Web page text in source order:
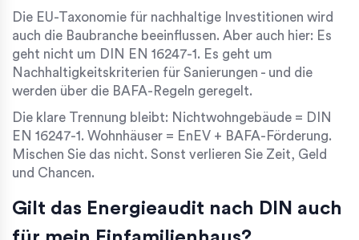
Die EU-Taxonomie für nachhaltige Investitionen wird
auch die Baubranche beeinflussen. Aber auch hier: Es
geht nicht um DIN EN 16247-1. Es geht um
Nachhaltigkeitskriterien für Sanierungen - und die
werden über die BAFA-Regeln geregelt.
Die klare Trennung bleibt: Nichtwohngebäude = DIN
EN 16247-1. Wohnhäuser = EnEV + BAFA-Förderung.
Mischen Sie das nicht. Sonst verlieren Sie Zeit, Geld
und Chancen.
Gilt das Energieaudit nach DIN auch